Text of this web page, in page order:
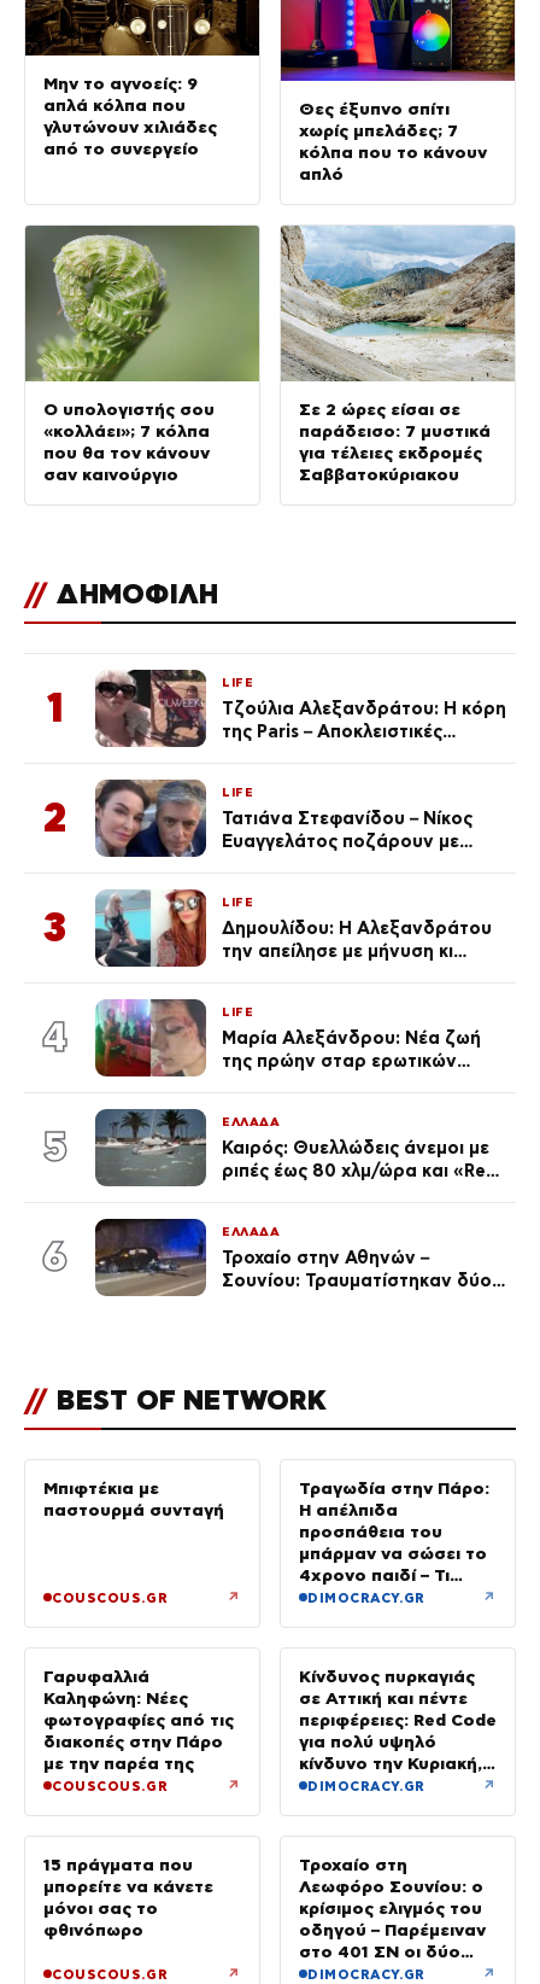
Μην το αγνοείς: 9
απλά κόλπα που
γλυτώνουν χιλιάδες
από το συνεργείο
Θες έξυπνο σπίτι
χωρίς μπελάδες; 7
κόλπα που το κάνουν
απλό
Ο υπολογιστής σου
«κολλάει»; 7 κόλπα
που θα τον κάνουν
σαν καινούργιο
Σε 2 ώρες είσαι σε
παράδεισο: 7 μυστικά
για τέλειες εκδρομές
Σαββατοκύριακου
// ΔΗΜΟΦΙΛΗ
1
LIFE
Τζούλια Αλεξανδράτου: Η κόρη
της Paris – Αποκλειστικές
2
LIFE
Τατιάνα Στεφανίδου – Νίκος
Ευαγγελάτος ποζάρουν με
3
LIFE
Δημουλίδου: Η Αλεξανδράτου
την απείλησε με μήνυση κι
ποια είσαι σοκαρίστικα»
4
LIFE
Μαρία Αλεξάνδρου: Νέα ζωή
της πρώην σταρ ερωτικών
(Φωτογραφίες)
5
ΕΛΛΑΔΑ
Καιρός: Θυελλώδεις άνεμοι με
ριπές έως 80 χλμ/ώρα και «Red
6
ΕΛΛΑΔΑ
Τροχαίο στην Αθηνών –
Σουνίου: Τραυματίστηκαν δύο
// BEST OF NETWORK
Μπιφτέκια με
παστουρμά συνταγή
COUSCOUS.GR ↗
Τραγωδία στην Πάρο:
Η απέλπιδα
προσπάθεια του
μπάρμαν να σώσει το
4χρονο παιδί – Τι
ερευνούν οι αρχές
DIMOCRACY.GR ↗
Γαρυφαλλιά
Καληφώνη: Νέες
φωτογραφίες από τις
διακοπές στην Πάρο
με την παρέα της
COUSCOUS.GR ↗
Κίνδυνος πυρκαγιάς
σε Αττική και πέντε
περιφέρειες: Red Code
για πολύ υψηλό
κίνδυνο την Κυριακή,
με μελτέμια έως 8
DIMOCRACY.GR ↗
15 πράγματα που
μπορείτε να κάνετε
μόνοι σας το
φθινόπωρο
COUSCOUS.GR ↗
Τροχαίο στη
Λεωφόρο Σουνίου: ο
κρίσιμος ελιγμός του
οδηγού – Παρέμειναν
στο 401 ΣΝ οι δύο
αστυνομικοί
DIMOCRACY.GR ↗